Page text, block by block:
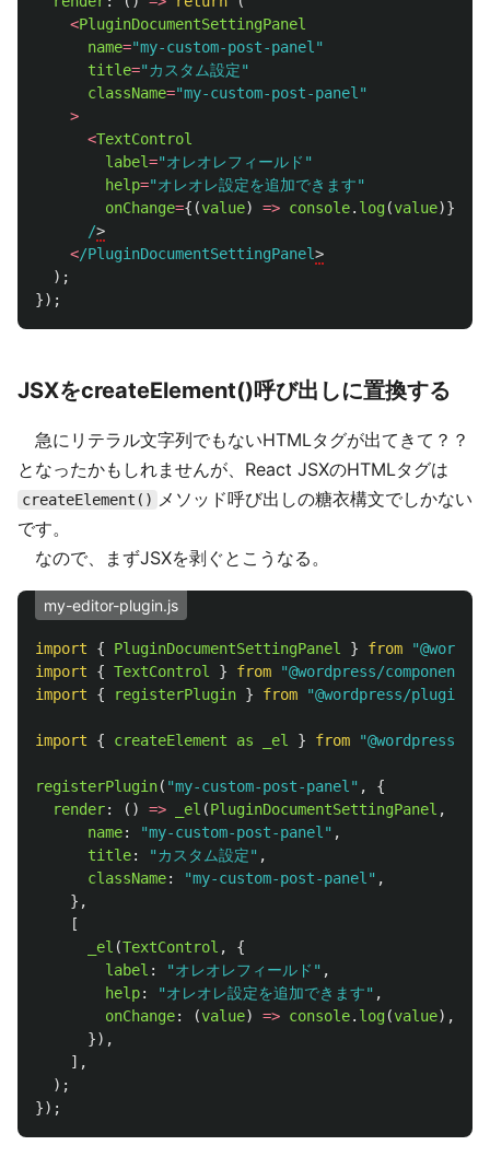
<PluginDocumentSettingPanel
name="my-custom-post-panel "
title="カスタム設定"
className="my-custom-post-panel "
>
<TextControl
label="オレオレフィールド "
help="オレオレ設定を追加できます"
onChange={(value) => console. log(value)}
/
</PluginDocumentSettingPanel
);
});
JSXをcreateElement()呼び出しに置換する
急にリテラル文字列でもないHTMLタグが出てきて？？
となったかもしれませんが、React JSXのHTMLタグは
createElement()
メソッド呼び出しの糖衣構文でしかない
です。
なので、まずJSXを剥ぐとこうなる。
my-editor-plugin.js
import { PluginDocumentSettingPanel } from "
import
{ TextControl } from "@wordpress/components
import
{ registerPlugin } from "@wordpress/plugins
import { createElement as _el } from "@wordpress/
registerPlugin( "my-custom-post-panel " ,
{
render: () => _el (PluginDocumentSettingPanel ,
name: "my-custom-post-panel " ,
title: "カスタム設定" ,
className: "my-custom-post-panel " ,
},
[
_el (TextControl ,
{
label : "オレオレフィールド " ,
help: "オレオレ設定を追加できます" ,
onChange: (value) => console. log(value),
}),
],
);
});